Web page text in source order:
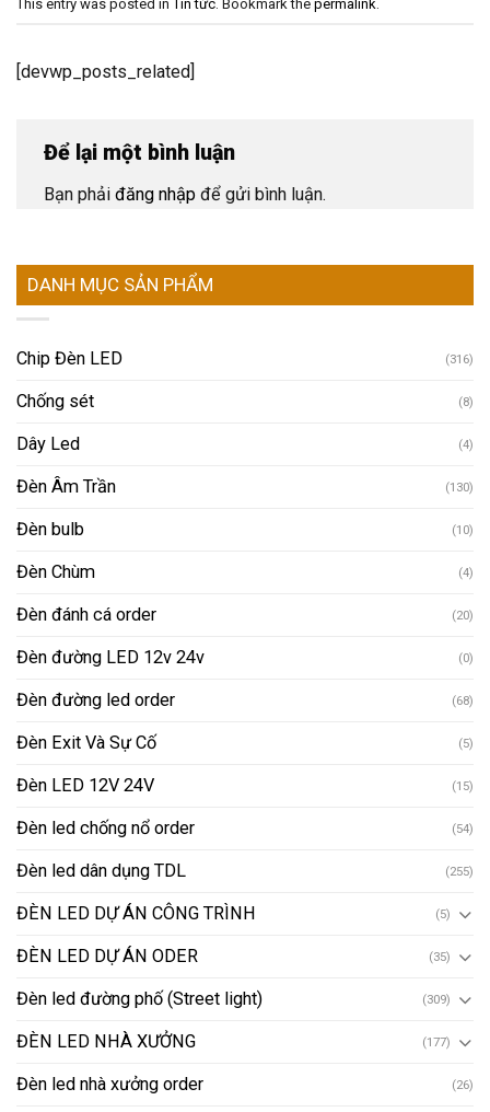
This entry was posted in Tin tức . Bookmark the permalink
[devwp_posts_related]
Để lại một bình luận
Bạn phải đăng nhập để gửi bình luận.
DANH MỤC SẢN PHẨM
Chip Đèn LED (316)
Chống sét (8)
Dây Led (4)
Đèn Âm Trần (130)
Đèn bulb (10)
Đèn Chùm (4)
Đèn đánh cá order (20)
Đèn đường LED 12v 24v (0)
Đèn đường led order (68)
Đèn Exit Và Sự Cố (5)
Đèn LED 12V 24V (15)
Đèn led chống nổ order (54)
Đèn led dân dụng TDL (255)
ĐÈN LED DỰ ÁN CÔNG TRÌNH (5)
ĐÈN LED DỰ ÁN ODER (35)
Đèn led đường phố (Street light) (309)
ĐÈN LED NHÀ XƯỞNG (177)
Đèn led nhà xưởng order (26)